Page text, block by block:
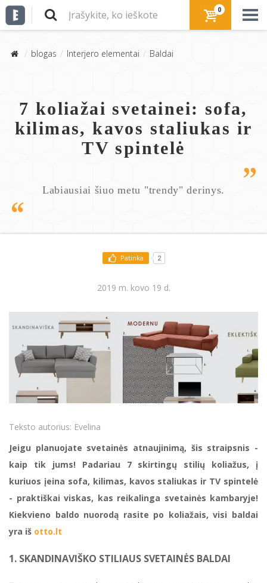
0
blogas Interjero elementai Baldai
7 koliažai svetainei: sofa,
kilimas, kavos staliukas ir
TV spintelė
Labiausiai šiuo metu "trendy" derinys.
Patinka 2
2019 m. kovo 19 d.
Teksto autorius: Evelina
Jeigu planuojate svetainės atnaujinimą, šis straipsnis -
kaip tik jums! Padariau 7 skirtingų stilių koliažus, į
kuriuos įeina sofa, kilimas, kavos staliukas ir TV spintelė
- praktiškai viskas, kas reikalinga svetainės kambaryje!
Kiekvieno baldo nuorodą rasite po koliažais, visi baldai
yra iš otto.lt
1. SKANDINAVIŠKO STILIAUS SVETAINĖS BALDAI